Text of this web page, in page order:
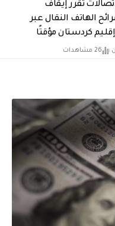
تقرر إيقاف
الهاتف النقال عبر
إقليم كردستان مؤقتًا
26 مشاهدات